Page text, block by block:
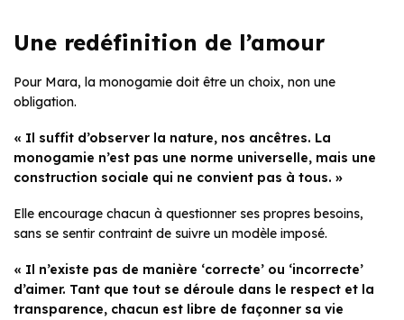
Une redéfinition de l’amour
Pour Mara, la monogamie doit être un choix, non une
obligation.
« Il suffit d’observer la nature, nos ancêtres. La
monogamie n’est pas une norme universelle, mais une
construction sociale qui ne convient pas à tous. »
Elle encourage chacun à questionner ses propres besoins,
sans se sentir contraint de suivre un modèle imposé.
« Il n’existe pas de manière ‘correcte’ ou ‘incorrecte’
d’aimer. Tant que tout se déroule dans le respect et la
transparence, chacun est libre de façonner sa vie